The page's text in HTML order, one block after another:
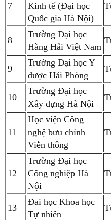
7
Kinh tế (Đại học
Quốc gia Hà Nội)
8
Trường Đại học
Hàng Hải Việt Nam
9
Trường Đại học Y
dược Hải Phòng
10
Trường Đại học
Xây dựng Hà Nội
11
Học viện Công
nghệ bưu chính
Viễn thông
12
Trường Đại học
Công nghiệp Hà
Nội
13
Đai học Khoa học
Tự nhiên